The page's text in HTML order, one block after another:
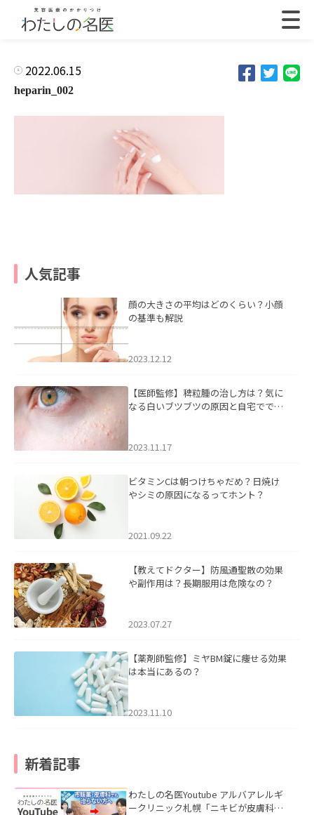
2022.06.15
heparin_002
人気記事
顔の大きさの平均はどのくらい？小顔
の基準も解説
2023.12.12
【医師監修】稗粒腫の治し方は？気に
なる白いブツブツの原因と自宅ででき
2023.11.17
ビタミンCは朝つけちゃだめ？日焼け
やシミの原因になるってホント？
2021.09.22
【教えてドクター】防風通聖散の効果
や副作用は？長期服用は危険なの？
2023.07.27
【薬剤師監修】ミヤBM錠に痩せる効果
は本当にあるの？
2023.11.10
新着記事
わたしの名医Youtube アルバアレルギ
ークリニック札幌「ニキビが皮膚科で